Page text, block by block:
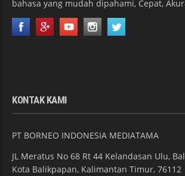
bahasa yang mudah dipahami, Cepat,
KONTAK KAMI
PT BORNEO INDONESIA MEDIATAMA
JL Meratus No 68 Rt 44 Kelandasan Ulu,
Kota Balikpapan, Kalimantan Timur, 76112